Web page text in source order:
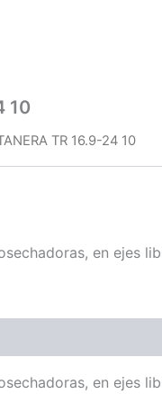
10
TR 16.9-24 10
en ejes
en ejes